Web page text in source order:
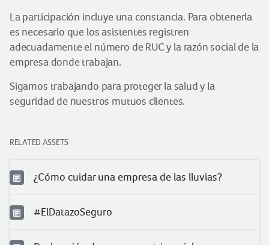
La participación incluye una constancia. Para obtenerla
es necesario que los asistentes registren
adecuadamente el número de RUC y la razón social de la
empresa donde trabajan.
Sigamos trabajando para proteger la salud y la
seguridad de nuestros mutuos clientes.
RELATED ASSETS
¿Cómo cuidar una empresa de las lluvias?
#ElDatazoSeguro